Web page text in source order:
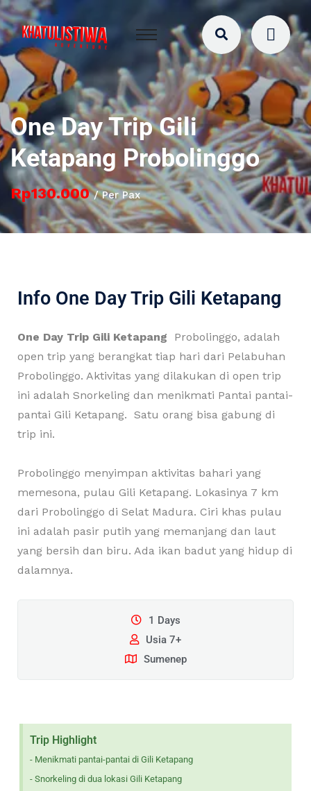
One Day Trip Gili
Ketapang Probolinggo
Rp130.000/ Per Pax
Info One Day Trip Gili Ketapang
One Day Trip Gili Ketapang Probolinggo, adalah
open trip yang berangkat tiap hari dari Pelabuhan
Probolinggo. Aktivitas yang dilakukan di open trip
ini adalah Snorkeling dan menikmati Pantai pantai-
pantai Gili Ketapang. Satu orang bisa gabung di
trip ini.
Probolinggo menyimpan aktivitas bahari yang
memesona, pulau Gili Ketapang. Lokasinya 7 km
dari Probolinggo di Selat Madura. Ciri khas pulau
ini adalah pasir putih yang memanjang dan laut
yang bersih dan biru. Ada ikan badut yang hidup di
dalamnya.
1 Days
Usia 7+
Sumenep
Trip Highlight
- Menikmati pantai-pantai di Gili Ketapang
- Snorkeling di dua lokasi Gili Ketapang